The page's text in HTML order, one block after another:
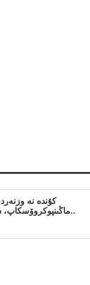
ماڭىنپوكروۆسكاپ، درون ماڭىنداعىنە ج..